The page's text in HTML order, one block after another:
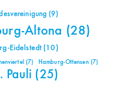
(9)
Altona (28)
Eidelstedt(10)
(7) Hamburg-Ottensen(7)
Pauli (25)